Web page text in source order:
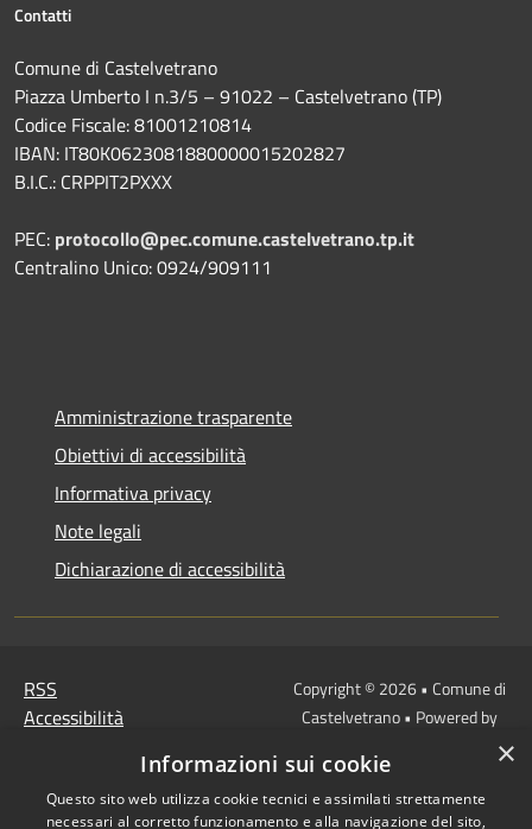
Contatti
Comune di Castelvetrano
Piazza Umberto I n.3/5 – 91022 – Castelvetrano (TP)
Codice Fiscale: 81001210814
IBAN: IT80K0623081880000015202827
B.I.C.: CRPPIT2PXXX
PEC: protocollo@pec.comune.castelvetrano.tp.it
Centralino Unico: 0924/909111
Amministrazione trasparente
Obiettivi di accessibilità
Informativa privacy
Note legali
Dichiarazione di accessibilità
RSS
Accessibilità
Mappa del sito
Copyright © 2026 • Comune di
Castelvetrano • Powered by
redazione
×
Informazioni sui cookie
Questo sito web utilizza cookie tecnici e assimilati strettamente
necessari al corretto funzionamento e alla navigazione del sito,